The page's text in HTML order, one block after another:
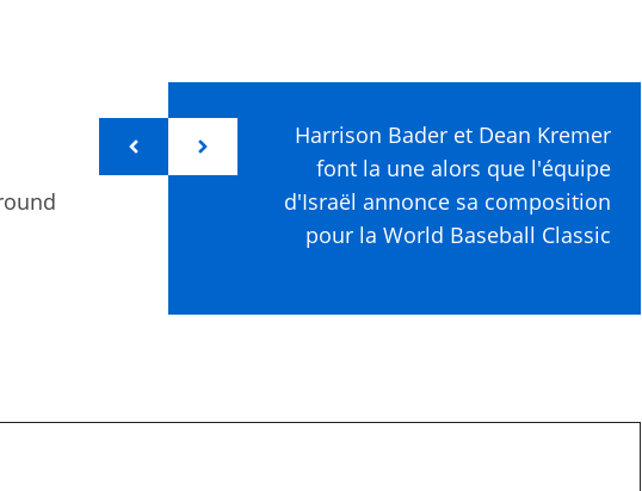
Harrison Bader et Dean Kremer
font la une alors que l'équipe
d'Israël annonce sa composition
pour la World Baseball Classic